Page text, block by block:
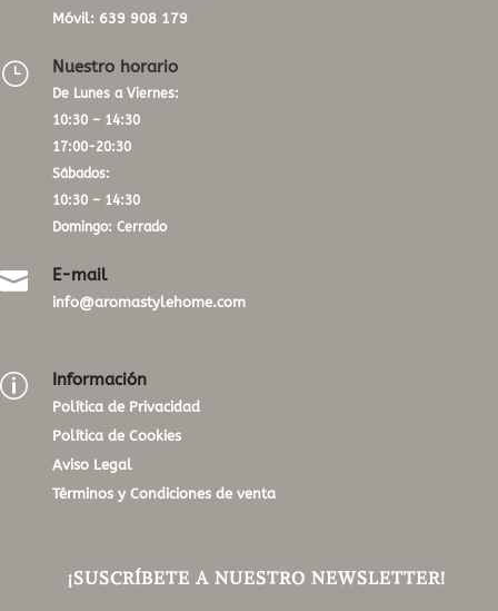
Móvil: 639 908 179
} Nuestro horario
De Lunes a Viernes:
10:30 – 14:30
17:00-20:30
Sábados:
10:30 – 14:30
Domingo: Cerrado
 E-mail
info@aromastylehome.com
p Información
Política de Privacidad
Política de Cookies
Aviso Legal
Términos y Condiciones de venta
¡SUSCRÍBETE A NUESTRO NEWSLETTER!